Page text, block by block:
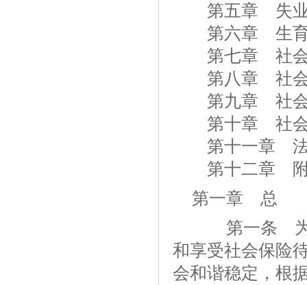
第五章 失业
第六章 生育
第七章 社会
第八章 社会
第九章 社会
第十章 社会
第十一章 法
第十二章
第一章 总
第一条 为了
和享受社会保险
会和谐稳定，根